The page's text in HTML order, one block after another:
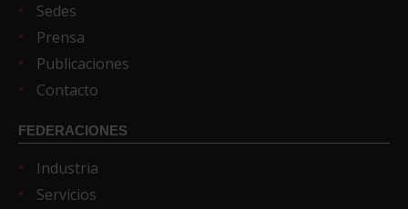
Sedes
Prensa
Publicaciones
Contacto
FEDERACIONES
Industria
Servicios